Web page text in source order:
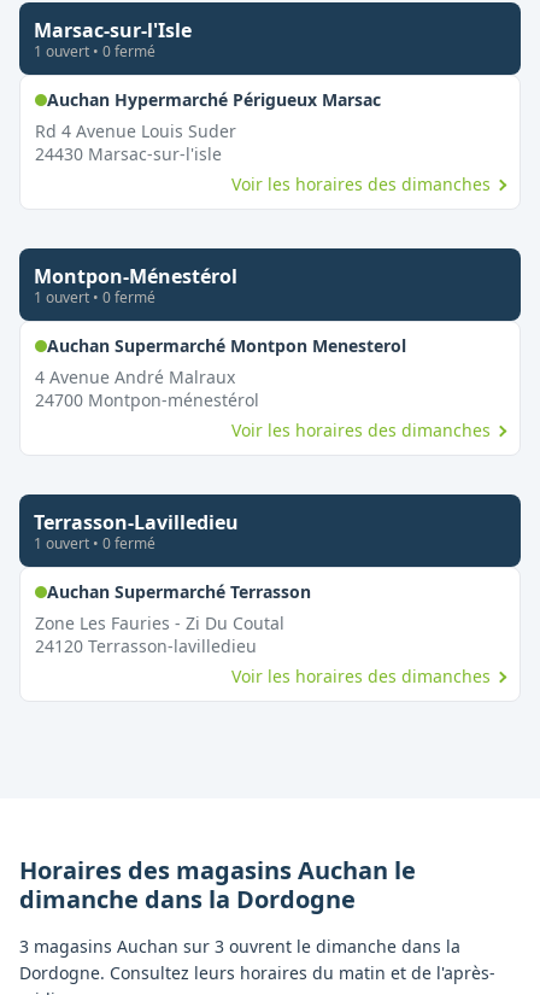
Marsac-sur-l'Isle
1 ouvert • 0fermé
Auchan Hypermarché Périgueux Marsac,
Rd 4 Avenue Louis Suder
24430 Marsac-sur-l'isle
Voir les horaires des dimanches
Montpon-Ménestérol
1 ouvert • 0fermé
Auchan Supermarché Montpon Menesterol,
4 Avenue André Malraux
24700 Montpon-ménestérol
Voir les horaires des dimanches
Terrasson-Lavilledieu
1 ouvert • 0fermé
Auchan Supermarché Terrasson,
Zone Les Fauries - Zi Du Coutal
24120 Terrasson-lavilledieu
Voir les horaires des dimanches
Horaires des magasinsAuchan le
dimanche dans la Dordogne
3 magasins Auchan sur 3 ouvrent le dimanche dans la
Dordogne. Consultez leurs horaires du matin et de l'après-